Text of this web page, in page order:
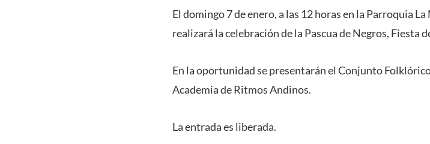
El domingo 7 de enero, a las 12 horas en la Parroquia
realizará la celebración de la Pascua de Negros, Fiesta
En la oportunidad se presentarán el Conjunto
Academia de Ritmos Andinos.
La entrada es liberada.